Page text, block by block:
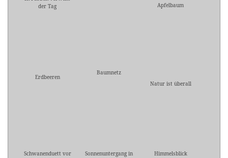
der Tag
Apfelbaum
Erdbeeren
Baumnetz
Natur ist überall
Schwanenduett vor
Sonnenuntergang in
Himmelsblick